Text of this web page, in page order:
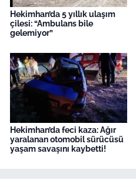
Hekimhan’da 5 yıllık ulaşım
çilesi: “Ambulans bile
gelemiyor”
Hekimhan’da feci kaza: Ağır
yaralanan otomobil sürücüsü
yaşam savaşını kaybetti!